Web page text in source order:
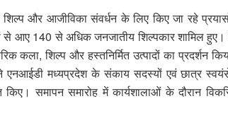
और आजीविका संवर्धन के लिए किए जा रहे
आए 140 से अधिक जनजातीय शिल्पकार शामिल हुए।
कला, शिल्प और हस्तनिर्मित उत्पादों का प्रदर्शन
ने एनआईडी मध्यप्रदेश के संकाय सदस्यों एवं छात्र
समापन समारोह में कार्यशालाओं के दौरान